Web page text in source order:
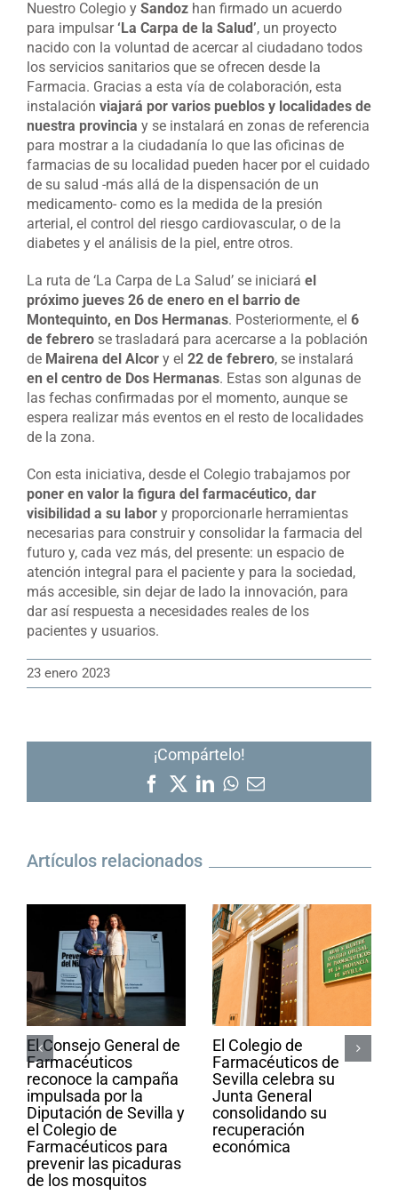
Nuestro Colegio y Sandoz han firmado un acuerdo
para impulsar‘La Carpa de la Salud’, un proyecto
nacido con la voluntad de acercar al ciudadano todos
los servicios sanitarios que se ofrecen desde la
Farmacia. Gracias a esta vía de colaboración, esta
instalación viajará por varios pueblos y localidades de
nuestra provincia y se instalará en zonas de referencia
para mostrar a la ciudadanía lo que las oficinas de
farmacias de su localidad pueden hacer por el cuidado
de su salud -más allá de la dispensación de un
medicamento- como es la medida de la presión
arterial, el control del riesgo cardiovascular, o de la
diabetes y el análisis de la piel, entre otros.
La ruta de ‘La Carpa de La Salud’ se iniciará el
próximo jueves 26 de enero en el barrio de
Montequinto, en Dos Hermanas. Posteriormente, el 6
de febrero se trasladará para acercarse a la población
de Mairena del Alcor y el 22 de febrero, se instalará
en el centro de Dos Hermanas. Estas son algunas de
las fechas confirmadas por el momento, aunque se
espera realizar más eventos en el resto de localidades
de la zona.
Con esta iniciativa, desde el Colegio trabajamos por
poner en valor la figura del farmacéutico, dar
visibilidad a su labor y proporcionarle herramientas
necesarias para construir y consolidar la farmacia del
futuro y, cada vez más, del presente: un espacio de
atención integral para el paciente y para la sociedad,
más accesible, sin dejar de lado la innovación, para
dar así respuesta a necesidades reales de los
pacientes y usuarios.
23 enero 2023
¡Compártelo!
Facebook
X LinkedIn
WhatsApp
Correo
electrónico
Artículos relacionados
El Consejo General de
Farmacéuticos
reconoce la campaña
impulsada por la
Diputación de Sevilla y
el Colegio de
Farmacéuticos para
prevenir las picaduras
de los mosquitos
El Colegio de
Farmacéuticos de
Sevilla celebra su
Junta General
consolidando su
recuperación
económica